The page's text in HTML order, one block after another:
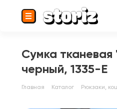
Сумка тканевая
черный, 1335-E
Главная Каталог Рюкзаки,